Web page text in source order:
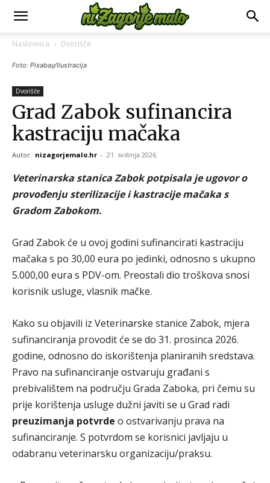
Naslovnica Dvorišče
Foto: Pixabay/Ilustracija
Dvorišče
Grad Zabok sufinancira
kastraciju mačaka
Autor: nizagorjemalo.hr - 21. svibnja 2026.
Veterinarska stanica Zabok potpisala je ugovor o
provođenju sterilizacije i kastracije mačaka s
Gradom Zabokom.
Grad Zabok će u ovoj godini sufinancirati kastraciju
mačaka s po 30,00 eura po jedinki, odnosno s ukupno
5.000,00 eura s PDV-om. Preostali dio troškova snosi
korisnik usluge, vlasnik mačke.
Kako su objavili iz Veterinarske stanice Zabok, mjera
sufinanciranja provodit će se do 31. prosinca 2026.
godine, odnosno do iskorištenja planiranih sredstava.
Pravo na sufinanciranje ostvaruju građani s
prebivalištem na području Grada Zaboka, pri čemu su
prije korištenja usluge dužni javiti se u Grad radi
preuzimanja potvrde o ostvarivanju prava na
sufinanciranje. S potvrdom se korisnici javljaju u
odabranu veterinarsku organizaciju/praksu.